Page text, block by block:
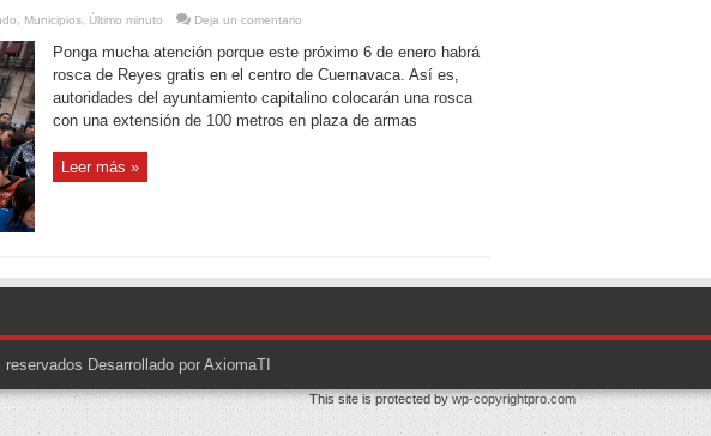
Municipios Último minuto Deja un comentario
Ponga mucha atención porque este próximo 6 de enero habrá
rosca de Reyes gratis en el centro de Cuernavaca. Así es,
autoridades del ayuntamiento capitalino colocarán una rosca
con una extensión de 100 metros en plaza de armas
Leer más »
Desarrollado por AxiomaTI
This site is protected bywp-copyrightpro.com